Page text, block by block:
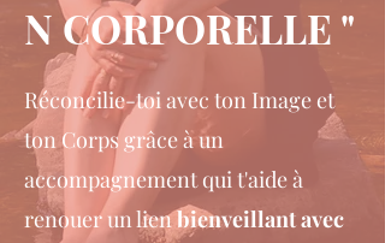
N CORPORELLE "
Réconcilie-toi avec ton Image et
ton Corps grâce à un
accompagnementqui t'aide à
renouer un lienbienveillant avec